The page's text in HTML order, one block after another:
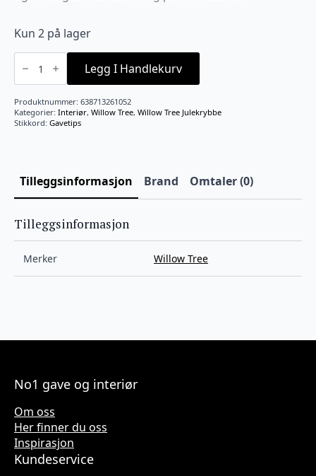
Kun 2 på lager
Shepard
and
stableanimals
antall
Legg I Handlekurv
Produktnummer: 638713261052
Kategorier: Interiør, Willow Tree, Willow Tree Julekrybbe
Stikkord: Gavetips
Tilleggsinformasjon Brand Omtaler (0)
Tilleggsinformasjon
Merker Willow Tree
No1 gave og interiør
Om oss
Her finner du oss
Inspirasjon
Kundeservice